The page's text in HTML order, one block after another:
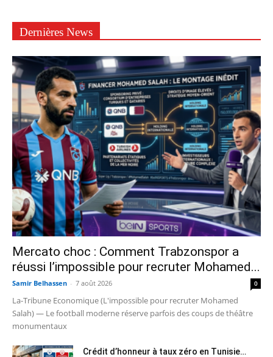
Dernières News
Mercato choc : Comment Trabzonspor a
réussi l’impossible pour recruter Mohamed...
Samir Belhassen - 7 août 2026 0
La-Tribune Economique (L'impossible pour recruter Mohamed
Salah) — Le football moderne réserve parfois des coups de théâtre
monumentaux
Crédit d’honneur à taux zéro en Tunisie…